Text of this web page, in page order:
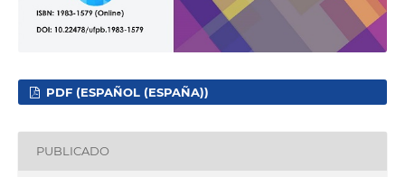
PDF (ESPAÑOL (ESPAÑA))
PUBLICADO